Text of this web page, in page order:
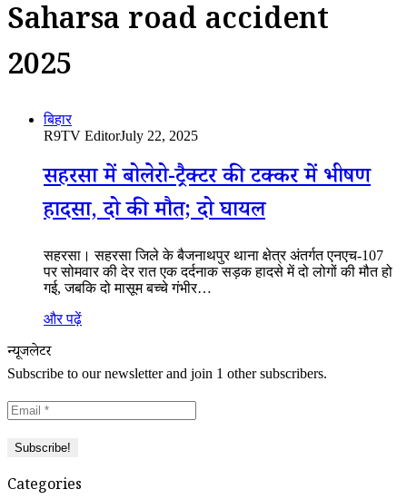
Saharsa road accident
2025
बिहार
R9TV EditorJuly 22, 2025
सहरसा में बोलेरो-ट्रैक्टर की टक्कर में भीषण
हादसा, दो की मौत; दो घायल
सहरसा। सहरसा जिले के बैजनाथपुर थाना क्षेत्र अंतर्गत एनएच-107
पर सोमवार की देर रात एक दर्दनाक सड़क हादसे में दो लोगों की मौत हो
गई, जबकि दो मासूम बच्चे गंभीर…
और पढ़ें
न्यूजलेटर
Subscribe to our newsletter and join 1 other subscribers.
Categories